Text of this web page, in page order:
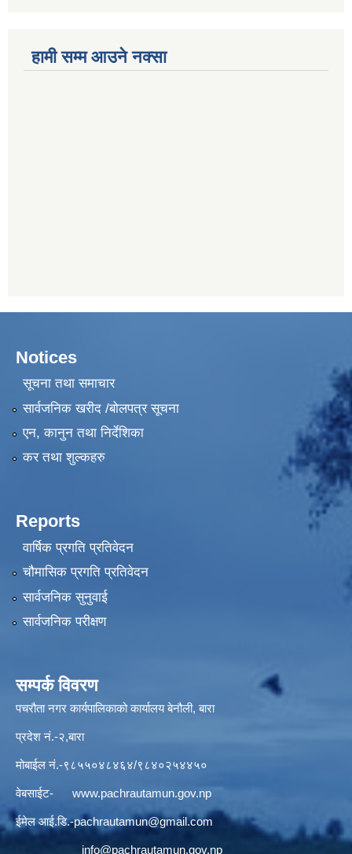
हामी सम्म आउने नक्सा
Notices
सूचना तथा समाचार
सार्वजनिक खरीद /बोलपत्र सूचना
एन, कानुन तथा निर्देशिका
कर तथा शुल्कहरु
Reports
वार्षिक प्रगति प्रतिवेदन
चौमासिक प्रगति प्रतिवेदन
सार्वजनिक सुनुवाई
सार्वजनिक परीक्षण
सम्पर्क विवरण
पचरौता नगर कार्यपालिकाको कार्यालय बेनौली, बारा
प्रदेश नं.-२,बारा
मोबाईल नं.-९८५५०४८४६४/९८४०२५४४५०
वेबसाईट- www.pachrautamun.gov.np
ईमेल आई.डि.-pachrautamun@gmail.com
info@pachrautamun.gov.np